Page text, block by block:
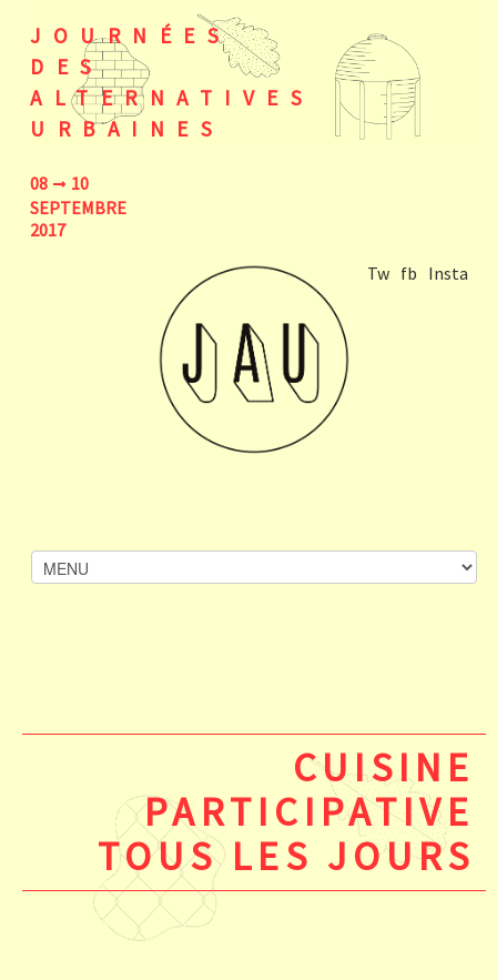
08
10
SEPTEMBRE
2017
JOURNÉES
DES
ALTERNATIVES
URBAINES
Tw fb Insta
CUISINE
PARTICIPATIVE
TOUS LES JOURS